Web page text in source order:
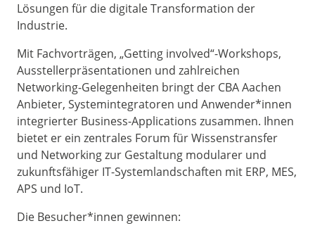
Lösungen für die digitale Transformation der
Industrie.
Mit Fachvorträgen, „Getting involved“-Workshops,
Ausstellerpräsentationen und zahlreichen
Networking-Gelegenheiten bringt der CBA Aachen
Anbieter, Systemintegratoren und Anwender*innen
integrierter Business-Applications zusammen. Ihnen
bietet er ein zentrales Forum für Wissenstransfer
und Networking zur Gestaltung modularer und
zukunftsfähiger IT-Systemlandschaften mit ERP, MES,
APS und IoT.
Die Besucher*innen gewinnen: